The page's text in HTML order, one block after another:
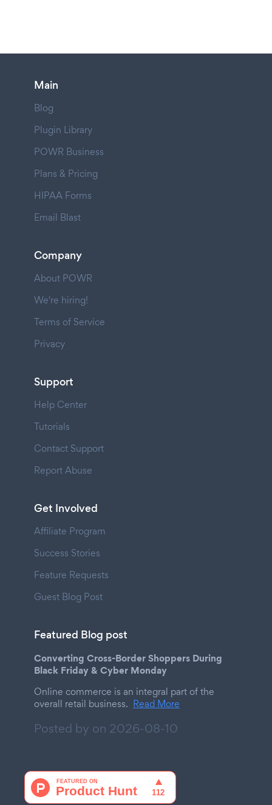
Main
Blog
Plugin Library
POWR Business
Plans & Pricing
HIPAA Forms
Email Blast
Company
About POWR
We're hiring!
Terms of Service
Privacy
Support
Help Center
Tutorials
Contact Support
Report Abuse
Get Involved
Affiliate Program
Success Stories
Feature Requests
Guest Blog Post
Featured Blog post
Converting Cross-Border Shoppers During
Black Friday & Cyber Monday
Online commerce is an integral part of the
overall retail business. Read More
Posted by on 2026-08-10